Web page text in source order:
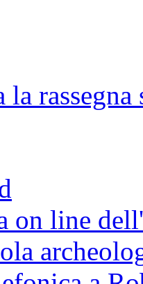
rassegna
on line